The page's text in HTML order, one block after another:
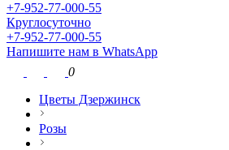
+7-952-77-000-55
Круглосуточно
+7-952-77-000-55
Напишите нам в WhatsApp
0
Цветы Дзержинск
Розы